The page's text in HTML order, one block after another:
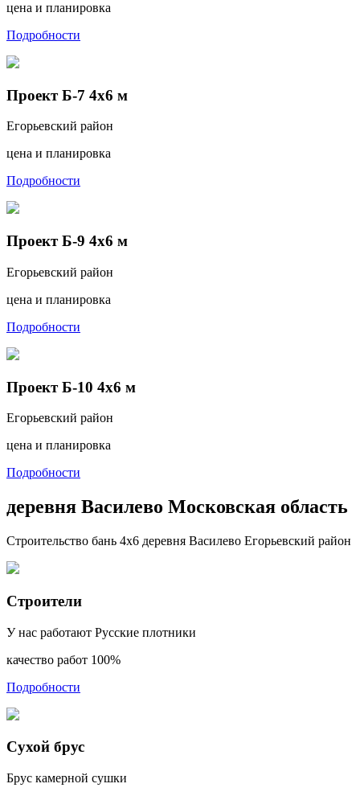
цена и планировка
Подробности
Проект Б-7 4х6 м
Егорьевский район
цена и планировка
Подробности
Проект Б-9 4х6 м
Егорьевский район
цена и планировка
Подробности
Проект Б-10 4х6 м
Егорьевский район
цена и планировка
Подробности
деревня Василево Московская область
Строительство бань 4х6 деревня Василево Егорьевский район
Строители
У нас работают Русские плотники
качество работ 100%
Подробности
Сухой брус
Брус камерной сушки